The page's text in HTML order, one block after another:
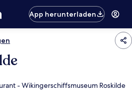
App herunterladen
- Wikingerschiffsmuseum Roskilde